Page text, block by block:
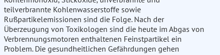
teilverbrannte Kohlenwasserstoffe sowie
Rußpartikelemissionen sind die Folge. Nach der
Überzeugung von Toxikologen sind die heute im Abgas von
Verbrennungsmotoren enthaltenen Feinstpartikel ein
Problem. Die gesundheitlichen Gefährdungen gehen